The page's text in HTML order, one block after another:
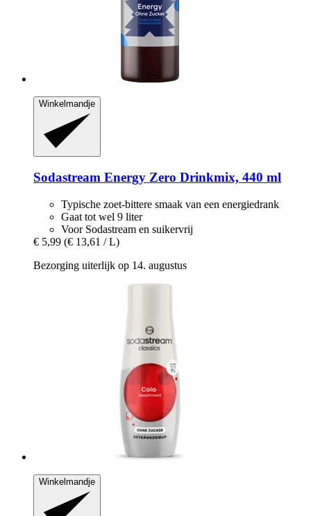
Winkelmandje
Sodastream Energy Zero Drinkmix, 440 ml
Typische zoet-bittere smaak van een energiedrank
Gaat tot wel 9 liter
Voor Sodastream en suikervrij
€ 5,99 (€ 13,61 / L)
Bezorging uiterlijk op 14. augustus
Winkelmandje